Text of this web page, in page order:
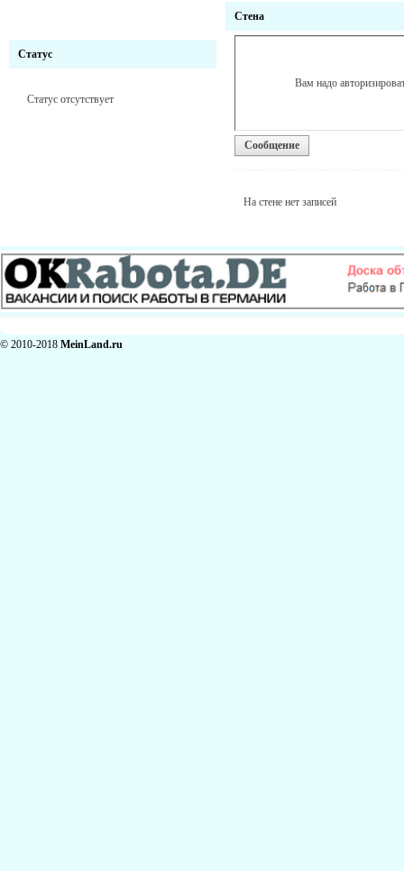
Статус
Статус отсутствует
Стена
Вам надо
Сообщение
На стене нет записей
© 2010-2018 MeinLand.ru